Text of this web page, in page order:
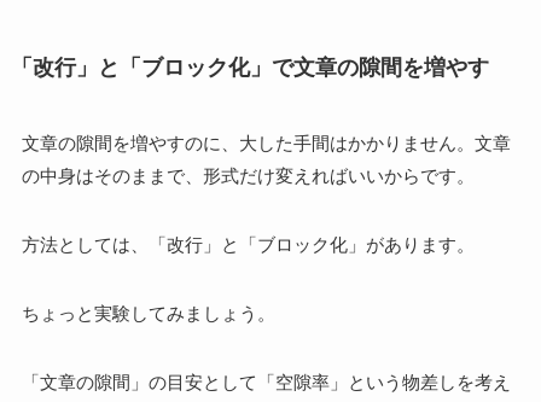
「改行」と「ブロック化」で文章の隙間を増やす
文章の隙間を増やすのに、大した手間はかかりません。文章
の中身はそのままで、形式だけ変えればいいからです。
方法としては、「改行」と「ブロック化」があります。
ちょっと実験してみましょう。
「文章の隙間」の目安として「空隙率」という物差しを考え